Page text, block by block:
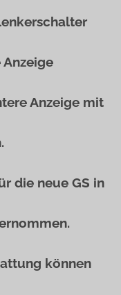
Anzeige mit
die neue GS in
können